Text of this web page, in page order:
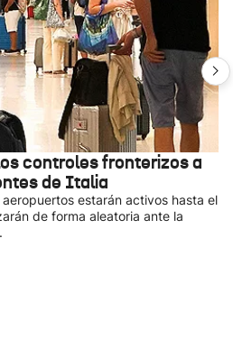
controles fronterizos a
de Italia
estarán activos hasta el
de forma aleatoria ante la